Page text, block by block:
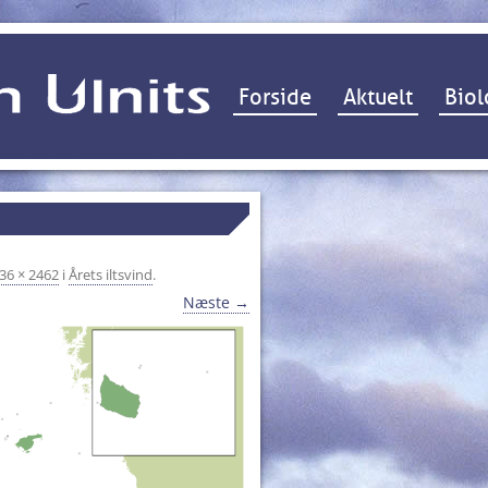
Hop til indhold
Forside Aktuelt
× 2462 iÅrets iltsvind.
Næste →